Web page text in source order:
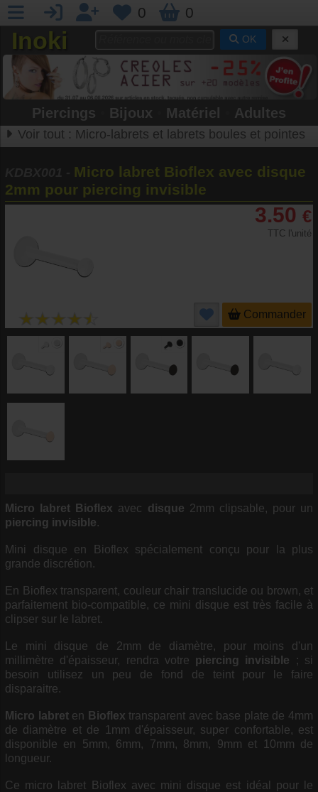
0 0
Inoki OK
Piercings Bijoux Matériel Adultes
Voir tout : Micro-labrets et labrets boules et pointes
Micro labret Bioflex avec disque
2mm pour piercing invisible
3.50 €
TTC l'unité
Commander
Micro labret Bioflex avec disque 2mm clipsable, pour un
piercing invisible.
Mini disque en Bioflex spécialement conçu pour la plus
grande discrétion.
En Bioflex transparent, couleur chair translucide ou brown, et
parfaitement bio-compatible, ce mini disque est très facile à
clipser sur le labret.
Le mini disque de 2mm de diamètre, pour moins d'un
millimètre d'épaisseur, rendra votre piercing invisible ; si
besoin utilisez un peu de fond de teint pour le faire
disparaitre.
Micro labreten Bioflex transparent avec base plate de 4mm
de diamètre et de 1mm d'épaisseur, super confortable, est
disponible en 5mm, 6mm, 7mm, 8mm, 9mm et 10mm de
longueur.
Ce micro labret Bioflex avec mini disque est idéal pour le